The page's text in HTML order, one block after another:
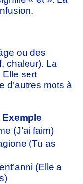
ou des
chaleur). La
Elle sert
d’autres mots à
Exemple
(J’ai faim)
(Tu as
(Elle a